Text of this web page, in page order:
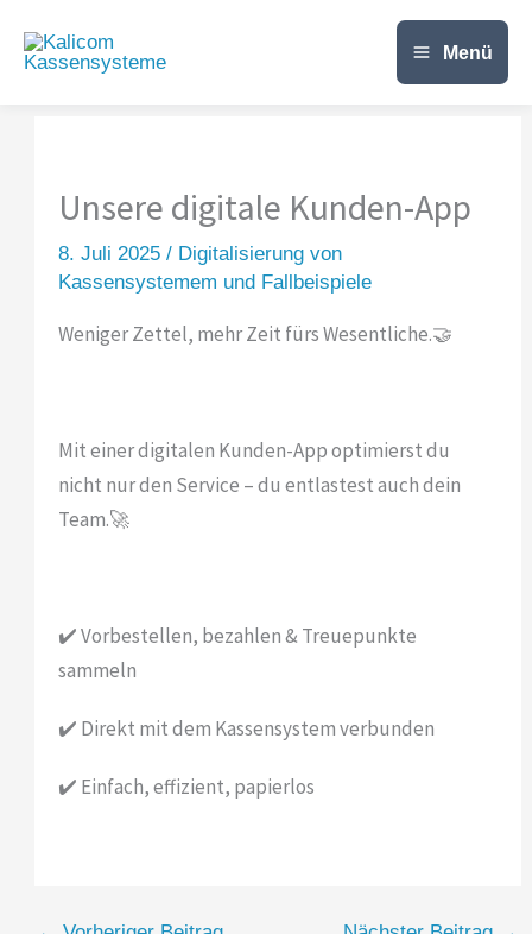
Inhalt
Menü
Unsere digitale Kunden-App
8. Juli 2025/ Digitalisierung von
Kassensystemem und Fallbeispiele
Weniger Zettel, mehr Zeit fürs Wesentliche.🤝
Mit einer digitalen Kunden-App optimierst du
nicht nur den Service – du entlastest auch dein
Team.🚀
✔️ Vorbestellen, bezahlen & Treuepunkte
sammeln
✔️ Direkt mit dem Kassensystem verbunden
✔️ Einfach, effizient, papierlos